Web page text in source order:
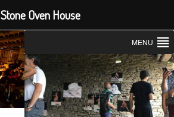
MENU
Stone Oven House